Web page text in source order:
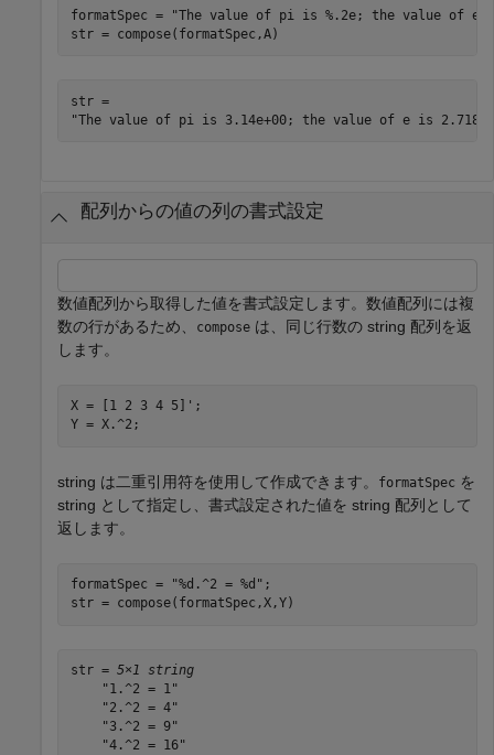
formatSpec =
"The value of pi is %.2e; the value of e
str = compose(formatSpec,A)
str =
配列からの値の列の書式設定
数値配列から取得した値を書式設定します。数値配列には複
数の行があるため、
compose は、同じ行数の string 配列を返
します。
X = [1 2 3 4 5]';
Y = X.^2;
string は二重引用符を使用して作成できます。 formatSpec を
string として指定し、書式設定された値を string 配列として
返します。
formatSpec = "%d.^2 = %d" ;
str = compose(formatSpec,X,Y)
str = 5×1 string
    "1.^2 = 1"
    "2.^2 = 4"
    "3.^2 = 9"
    "4.^2 = 16"